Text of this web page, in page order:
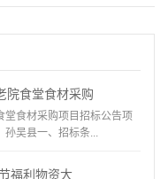
院食堂食材采购
堂食材采购项目招标公告项
孙吴县一、招标条...
福利物资大